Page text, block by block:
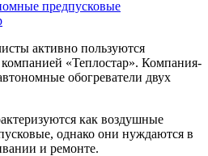
активно пользуются
«Теплостар». Компания-
обогреватели двух
как воздушные
однако они нуждаются в
и ремонте.